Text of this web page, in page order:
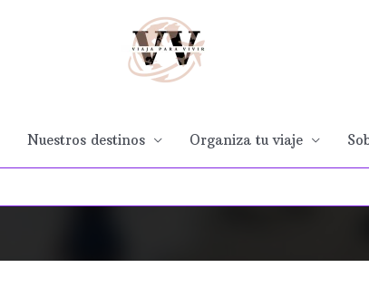
Nuestros destinos Organiza tu viaje